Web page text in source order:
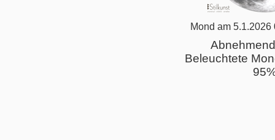
Mond am
Beleuchtete